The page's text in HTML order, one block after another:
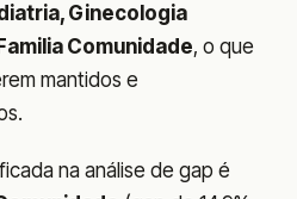
Ginecologia
Comunidade, o que
mantidos e
na análise de gap é